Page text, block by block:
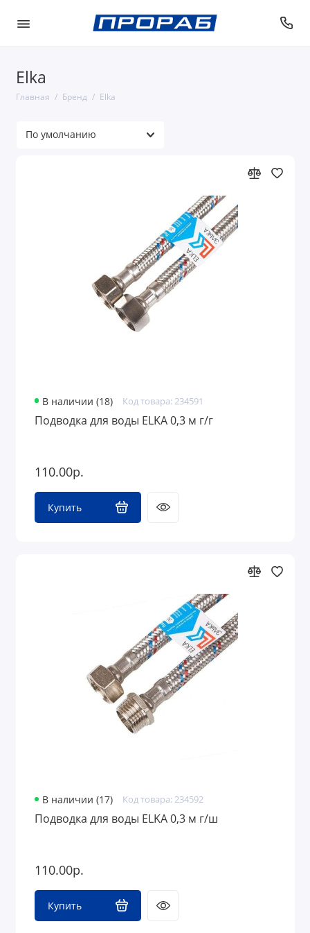
Elka
Главная Бренд Elka
В наличии (18) Код товара: 234591
Подводка для воды ELKA 0,3 м г/г
110.00р.
Купить
В наличии (17) Код товара: 234592
Подводка для воды ELKA 0,3 м г/ш
110.00р.
Купить